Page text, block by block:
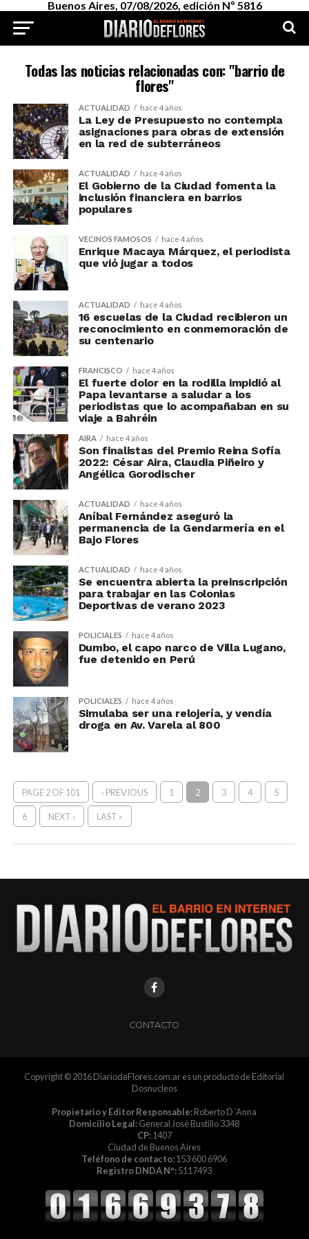
Buenos Aires, 07/08/2026, edición Nº 5816
Todas las noticias relacionadas con: "barrio de
flores"
ACTUALIDAD hace 4 años
La Ley de Presupuesto no contempla
asignaciones para obras de extensión
en la red de subterráneos
ACTUALIDAD hace 4 años
El Gobierno de la Ciudad fomenta la
inclusión financiera en barrios
populares
VECINOS FAMOSOS hace 4 años
Enrique Macaya Márquez, el periodista
que vió jugar a todos
ACTUALIDAD hace 4 años
16 escuelas de la Ciudad recibieron un
reconocimiento en conmemoración de
su centenario
FRANCISCO hace 4 años
El fuerte dolor en la rodilla impidió al
Papa levantarse a saludar a los
periodistas que lo acompañaban en su
viaje a Bahréin
AIRA hace 4 años
Son finalistas del Premio Reina Sofía
2022: César Aira, Claudia Piñeiro y
Angélica Gorodischer
ACTUALIDAD hace 4 años
Aníbal Fernández aseguró la
permanencia de la Gendarmería en el
Bajo Flores
ACTUALIDAD hace 4 años
Se encuentra abierta la preinscripción
para trabajar en las Colonias
Deportivas de verano 2023
POLICIALES hace 4 años
Dumbo, el capo narco de Villa Lugano,
fue detenido en Perú
POLICIALES hace 4 años
Simulaba ser una relojería, y vendía
droga en Av. Varela al 800
PAGE 2 OF 101 ‹ PREVIOUS 1 2 3 4 5
6 NEXT › LAST »
CONTACTO
Copyright © 2016 DiariodeFlores.com.ar es un producto de Editorial
Dosnucleos
Propietario y Editor Responsable:Roberto D´Anna
Domicilio Legal:General José Bustillo 3348
CP:1407
Ciudad de Buenos Aires
Teléfono de contacto:153 600 6906
Registro DNDA Nº:5117493